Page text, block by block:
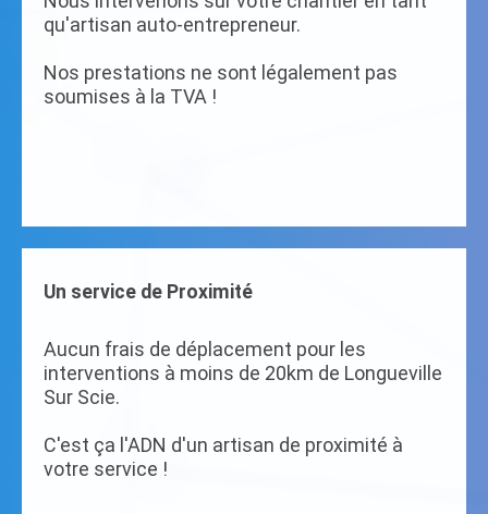
qu'artisan auto-entrepreneur.
Nos prestations ne sont légalement pas
soumises à la TVA !
Un service de Proximité
Aucun frais de déplacement pour les
interventions à moins de 20km de Longueville
Sur Scie.
C'est ça l'ADN d'un artisan de proximité à
votre service !